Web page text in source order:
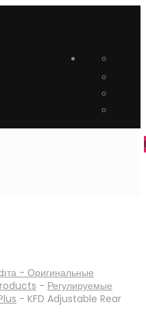
- Оригинальные
- Регулируемые
- KFD Adjustable Rear